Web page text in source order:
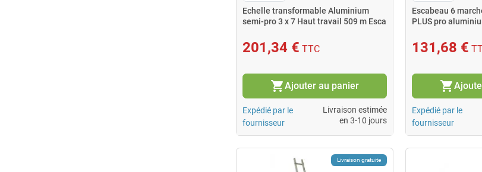
Echelle transformable Aluminium
semi-pro 3 x 7 Haut travail 509 m Esca
201,34 € TTC
shopping_cartAjouter au panier
Expédié par le
fournisseur
Livraison estimée
en 3-10 jours
Escabeau 6
PLUS pro
131,68 €
shopping_cart
Expédié par le
fournisseur
Livraison gratuite